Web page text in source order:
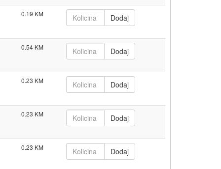
0.19
0.54
0.23
0.23
0.23